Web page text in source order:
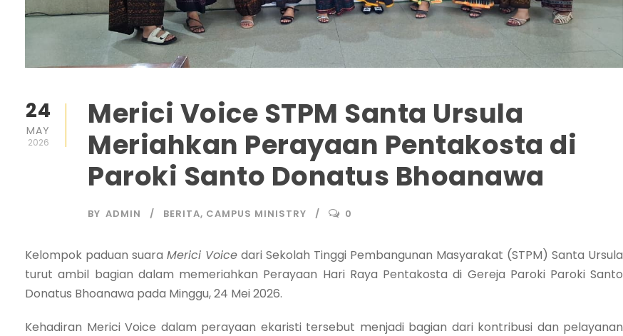
24
MAY
2026
Merici Voice STPM Santa Ursula
Meriahkan Perayaan Pentakosta di
Paroki Santo Donatus Bhoanawa
BY ADMIN BERITA, CAMPUS MINISTRY 0
Kelompok paduan suaraMerici Voice dari Sekolah Tinggi Pembangunan Masyarakat (STPM) Santa Ursula
turut ambil bagian dalam memeriahkan Perayaan Hari Raya Pentakosta di Gereja Paroki Paroki Santo
Donatus Bhoanawa pada Minggu, 24 Mei 2026.
Kehadiran Merici Voice dalam perayaan ekaristi tersebut menjadi bagian dari kontribusi dan pelayanan